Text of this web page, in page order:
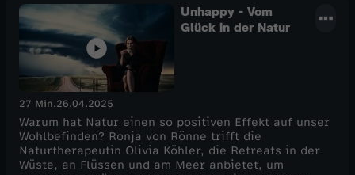
begleiten. Was haben sie aus ihrem
Trennungsprozess gelernt?
Unhappy - Vom
Glück in der Natur
27 Min.26.04.2025
Warum hat Natur einen so positiven Effekt auf unser
Wohlbefinden? Ronja von Rönne trifft die
Naturtherapeutin Olivia Köhler, die Retreats in der
Wüste, an Flüssen und am Meer anbietet, um